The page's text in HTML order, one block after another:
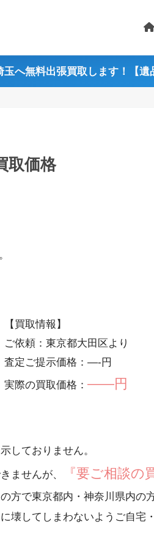
へ無料出張買取します！【
取価格
【買取情報】
ご依頼：東京都大田区より
査定ご提示価格：—-円
実際の買取価格： ——円
しておりません。
ませんが、 『要ご相談の
方で東京都内・神奈川県内の
壊してしまわないようご自宅